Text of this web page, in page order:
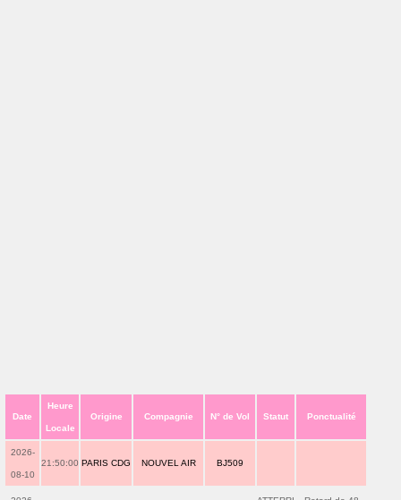
Date
Heure
Locale
Origine Compagnie N° de Vol Statut Ponctualité
2026-
08-10
21:50:00 PARIS CDG NOUVEL AIR BJ509